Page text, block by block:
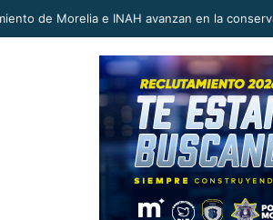
choque y volcadura sobre la carretera